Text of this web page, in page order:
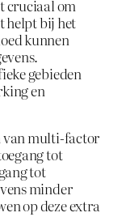
cruciaal om
helpt bij het
kunnen
gebieden
en
van multi-factor
tot
tot
minder
op deze extra